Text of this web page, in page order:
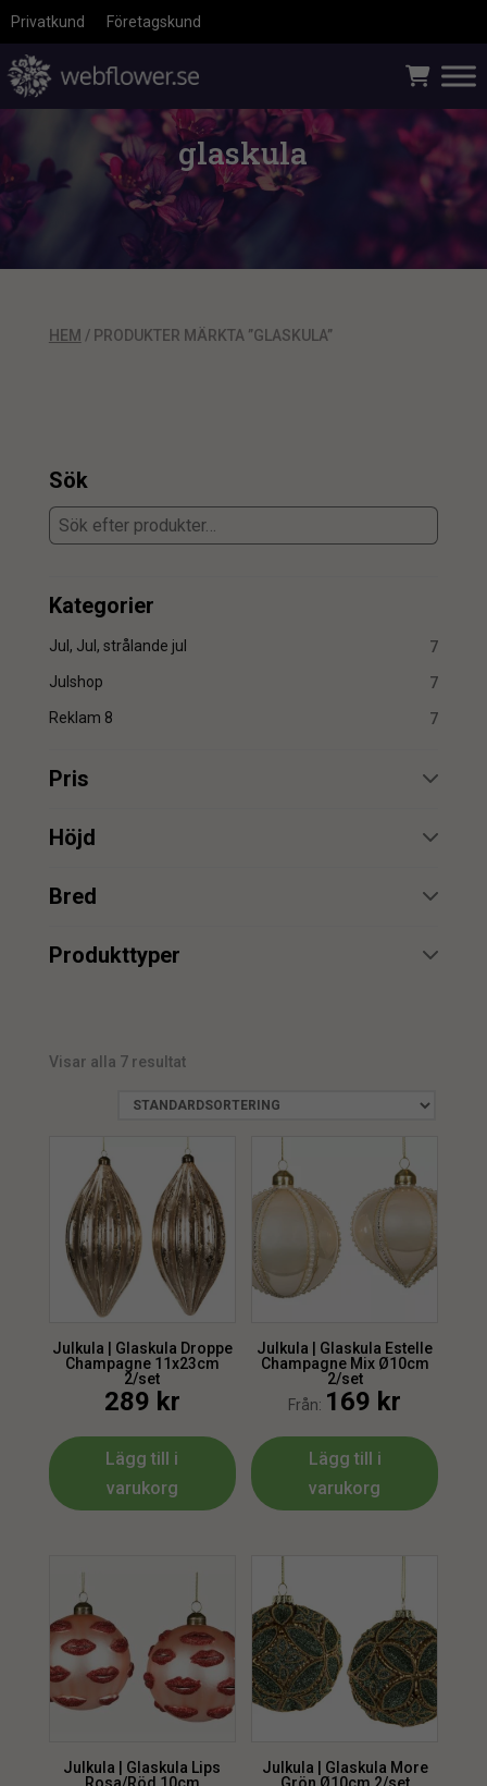
Privatkund Företagskund
glaskula
HEM / PRODUKTER MÄRKTA ”GLASKULA”
Sök
Kategorier
Jul, Jul, strålande jul 7
Julshop 7
Reklam 8 7
Pris
min.
min. max.
Höjd
min.
Bred
min.
min.
Produkttyper
Visar alla 7 resultat
Julkula | Glaskula Droppe
Champagne 11x23cm
2/set
289 kr
Lägg till i
varukorg
Julkula | Glaskula Estelle
Champagne Mix Ø10cm
2/set
Från: 169 kr
Lägg till i
varukorg
Julkula | Glaskula Lips
Rosa/Röd 10cm
Julkula | Glaskula More
Grön Ø10cm 2/set